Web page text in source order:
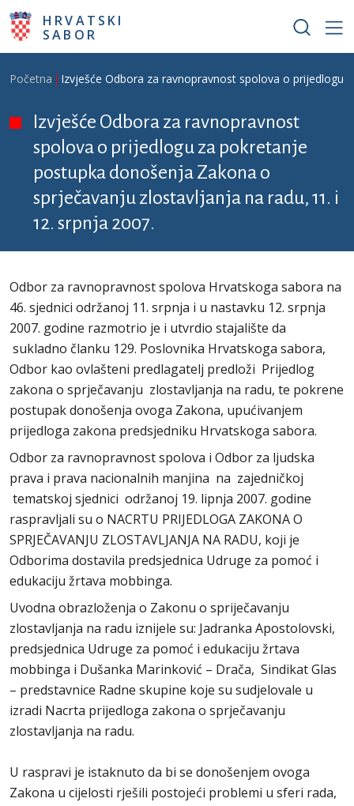
Skoči na glavni sadržaj
HRVATSKI
SABOR
Breadcrumb
Početna Izvješće Odbora za ravnopravnost spolova o prijedlogu
Izvješće Odbora za ravnopravnost
spolova o prijedlogu za pokretanje
postupka donošenja Zakona o
sprječavanju zlostavljanja na radu, 11. i
12. srpnja 2007.
Odbor za ravnopravnost spolova Hrvatskoga sabora na
46. sjednici održanoj 11. srpnja i u nastavku 12. srpnja
2007. godine razmotrio je i utvrdio stajalište da
sukladno članku 129. Poslovnika Hrvatskoga sabora,
Odbor kao ovlašteni predlagatelj predloži Prijedlog
zakona o sprječavanju zlostavljanja na radu, te pokrene
postupak donošenja ovoga Zakona, upućivanjem
prijedloga zakona predsjedniku Hrvatskoga sabora.
Odbor za ravnopravnost spolova i Odbor za ljudska
prava i prava nacionalnih manjina na zajedničkoj
tematskoj sjednici održanoj 19. lipnja 2007. godine
raspravljali su o NACRTU PRIJEDLOGA ZAKONA O
SPRJEČAVANJU ZLOSTAVLJANJA NA RADU, koji je
Odborima dostavila predsjednica Udruge za pomoć i
edukaciju žrtava mobbinga.
Uvodna obrazloženja o Zakonu o spriječavanju
zlostavljanja na radu iznijele su: Jadranka Apostolovski,
predsjednica Udruge za pomoć i edukaciju žrtava
mobbinga i Dušanka Marinković – Drača, Sindikat Glas
– predstavnice Radne skupine koje su sudjelovale u
izradi Nacrta prijedloga zakona o sprječavanju
zlostavljanja na radu.
U raspravi je istaknuto da bi se donošenjem ovoga
Zakona u cijelosti rješili postojeći problemi u sferi rada,